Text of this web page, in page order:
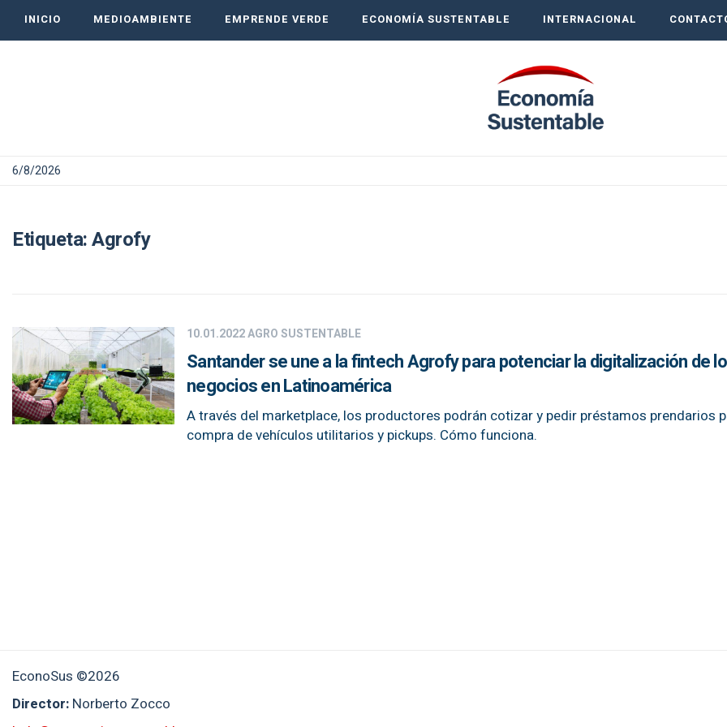
INICIO MEDIOAMBIENTE EMPRENDE VERDE ECONOMÍA SUSTENTABLE INTERNACIONAL
6/8/2026
Etiqueta:Agrofy
10.01.2022AGRO SUSTENTABLE
Santander se une a la fintech Agrofy para potenciar la digitalización de
negocios en Latinoamérica
A través del marketplace, los productores podrán cotizar y pedir préstamos prendarios
compra de vehículos utilitarios y pickups. Cómo funciona.
EconoSus ©2026
Director: Norberto Zocco